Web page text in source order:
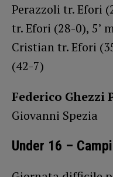
Perazzoli tr. Efori
tr. Efori (28-0), 5’
Cristian tr. Efori
(42-7)
Federico Ghezzi
Giovanni Spezia
Under 16 –